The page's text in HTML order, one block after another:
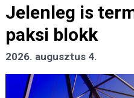
Jelenleg is
paksi blokk
2026. augusztus 4.